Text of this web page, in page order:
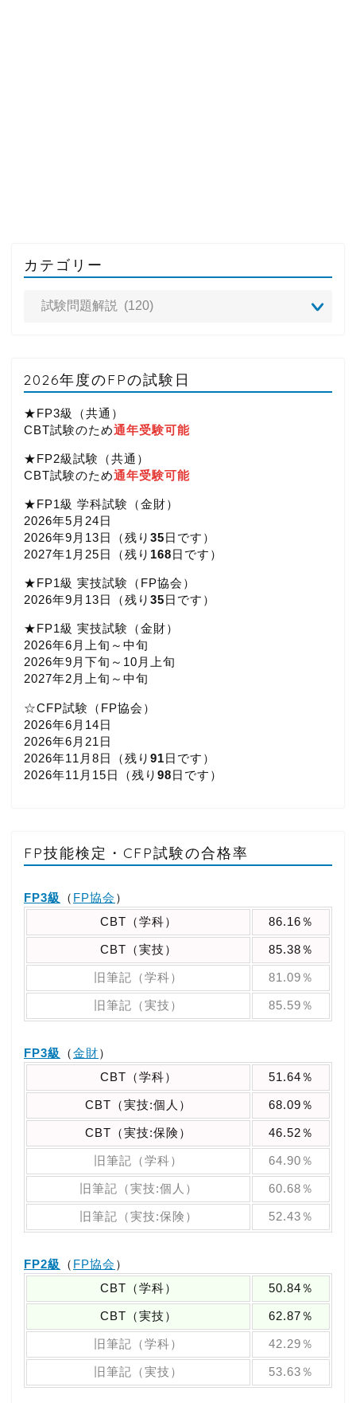
カテゴリー
2026年度のFPの試験日
★FP3級（共通）
CBT試験のため通年受験可能
★FP2級試験（共通）
CBT試験のため通年受験可能
★FP1級 学科試験（金財）
2026年5月24日
2026年9月13日（残り 35日です）
2027年1月25日（残り 168日です）
★FP1級 実技試験（FP協会）
2026年9月13日（残り 35日です）
★FP1級 実技試験（金財）
2026年6月上旬～中旬
2026年9月下旬～10月上旬
2027年2月上旬～中旬
☆CFP試験（FP協会）
2026年6月14日
2026年6月21日
2026年11月8日（残り 91日です）
2026年11月15日（残り 98日です）
FP技能検定・CFP試験の合格率
FP3級 （ FP協会 ）
CBT（学科）
86.16％
CBT（実技） 85.38％
旧筆記（学科） 81.09％
旧筆記（実技） 85.59％
FP3級 （金財）
CBT（学科）
51.64％
CBT（実技:個人） 68.09％
CBT（実技:保険） 46.52％
旧筆記（学科） 64.90％
旧筆記（実技:個人） 60.68％
旧筆記（実技:保険） 52.43％
FP2級 （ FP協会 ）
CBT（学科）
50.84％
CBT（実技） 62.87％
旧筆記（学科） 42.29％
旧筆記（実技） 53.63％